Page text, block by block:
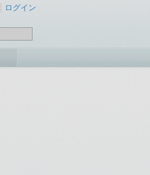
ログイン